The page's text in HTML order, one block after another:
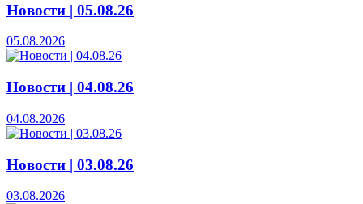
Новости | 05.08.26
05.08.2026
Новости | 04.08.26
04.08.2026
Новости | 03.08.26
03.08.2026